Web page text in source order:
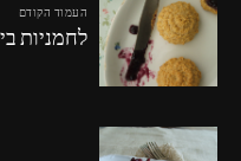
העמוד הקודם
לחמניות